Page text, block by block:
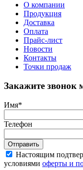
О компании
Продукция
Доставка
Оплата
Прайс-лист
Новости
Контакты
Точки продаж
Закажите звонок
Имя*
Телефон
Отправить
Настоящим
условиями оферты и